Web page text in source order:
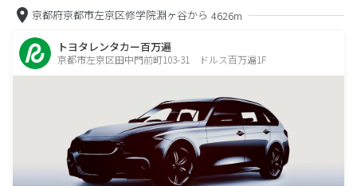
京都府京都市左京区修学院淵ヶ谷から 4626m
トヨタレンタカー百万遍
京都市左京区田中門前町103-31 ドルス百万遍1F